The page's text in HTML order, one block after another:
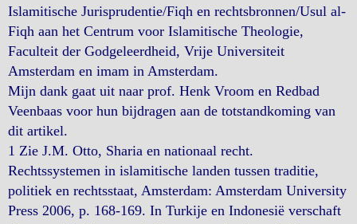
Islamitische Jurisprudentie/Fiqh en rechtsbronnen/Usul al-
Fiqh aan het Centrum voor Islamitische Theologie,
Faculteit der Godgeleerdheid, Vrije Universiteit
Amsterdam en imam in Amsterdam.
Mijn dank gaat uit naar prof. Henk Vroom en Redbad
Veenbaas voor hun bijdragen aan de totstandkoming van
dit artikel.
1 Zie J.M. Otto, Sharia en nationaal recht.
Rechtssystemen in islamitische landen tussen traditie,
politiek en rechtsstaat, Amsterdam: Amsterdam University
Press 2006, p. 168-169. In Turkije en Indonesië verschaft